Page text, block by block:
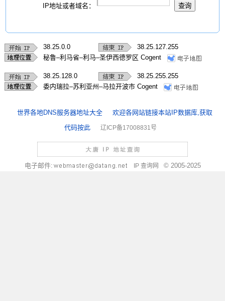
IP地址或者域名：
38.25.0.0
38.25.127.255
秘鲁–利马省–利马–圣伊西德罗区 Cogent
38.25.128.0
38.25.255.255
委内瑞拉–苏利亚州–马拉开波市 Cogent
世界各地DNS服务器地址大全
欢迎各网站链接本站IP数据库,获取
代码按此
辽ICP备17008831号
电子邮件: IP 查询网 © 2005-2025